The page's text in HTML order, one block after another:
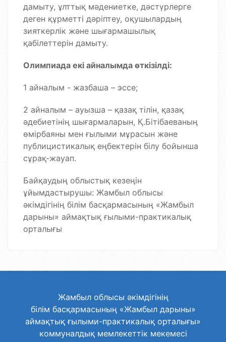
дамыту, ұлттық мәдениетке, дәстүрлерге
деген құрметті дәріптеу, оқушылардың
зияткерлік және шығармашылық
қабілеттерін дамыту.
Олимпиада екі айналымда өткізілді:
1 айналым - жазбаша – эссе;
2 айналым – ауызша – қазақ тілін, қазақ
әдебиетінің шығармаларын, Қ.Бітібаеваның
өмірбаяны мен ғылыми мұрасын және
публицистикалық еңбектерін білу бойынша
сұрақ-жауап.
Байқаудың облыстық кезеңін
ұйымдастырушы: Жамбыл облысы
әкімдігінің білім басқармасының «Жамбыл
дарыны» аймақтық ғылыми-практикалық
орталығы
Жамбыл облысы әкімдігінің
білім басқармасының «Жамбыл дарыны»
аймақтық ғылыми-практикалық орталығы»
коммуналдық мемлекеттік мекемесі